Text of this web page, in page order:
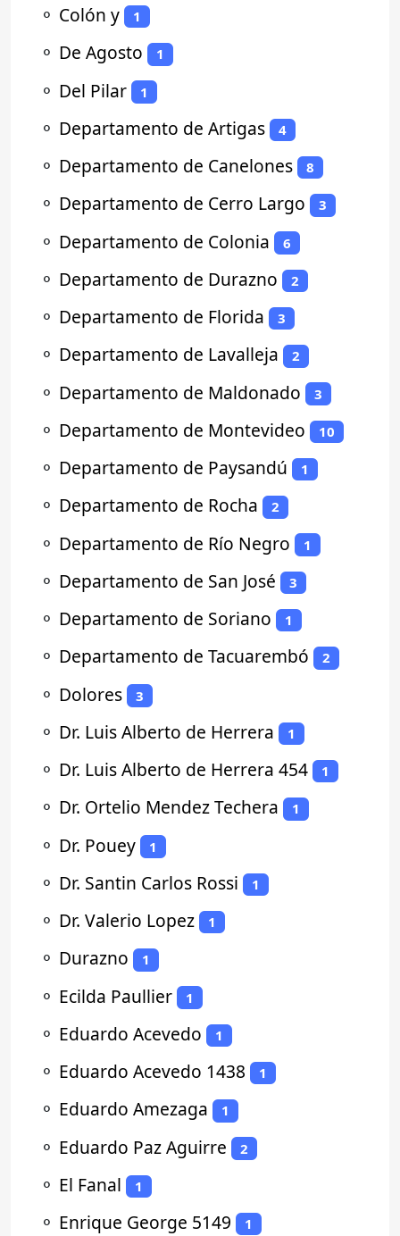
⚬ Colón y 1
⚬ De Agosto 1
⚬ Del Pilar 1
⚬ Departamento de Artigas 4
⚬ Departamento de Canelones 8
⚬ Departamento de Cerro Largo 3
⚬ Departamento de Colonia 6
⚬ Departamento de Durazno 2
⚬ Departamento de Florida 3
⚬ Departamento de Lavalleja 2
⚬ Departamento de Maldonado 3
⚬ Departamento de Montevideo 10
⚬ Departamento de Paysandú 1
⚬ Departamento de Rocha 2
⚬ Departamento de Río Negro 1
⚬ Departamento de San José 3
⚬ Departamento de Soriano 1
⚬ Departamento de Tacuarembó 2
⚬ Dolores 3
⚬ Dr. Luis Alberto de Herrera 1
⚬ Dr. Luis Alberto de Herrera 454 1
⚬ Dr. Ortelio Mendez Techera 1
⚬ Dr. Pouey 1
⚬ Dr. Santin Carlos Rossi 1
⚬ Dr. Valerio Lopez 1
⚬ Durazno 1
⚬ Ecilda Paullier 1
⚬ Eduardo Acevedo 1
⚬ Eduardo Acevedo 1438 1
⚬ Eduardo Amezaga 1
⚬ Eduardo Paz Aguirre 2
⚬ El Fanal 1
⚬ Enrique George 5149 1